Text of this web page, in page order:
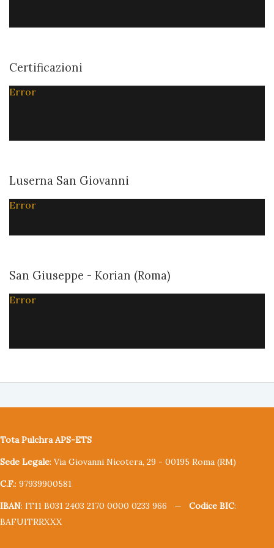
Certificazioni
Error
Luserna San Giovanni
Error
San Giuseppe - Korian (Roma)
Error
Tota Pulchra APS-ETS
Sede Legale: Via Giovanni Nicotera, 29 - 00195 Roma (RM)
C.F.: 97939900581
IBAN: IT11 B031 2403 2170 0000 0233 966 — Codice BIC:
BAFUITRRXXX